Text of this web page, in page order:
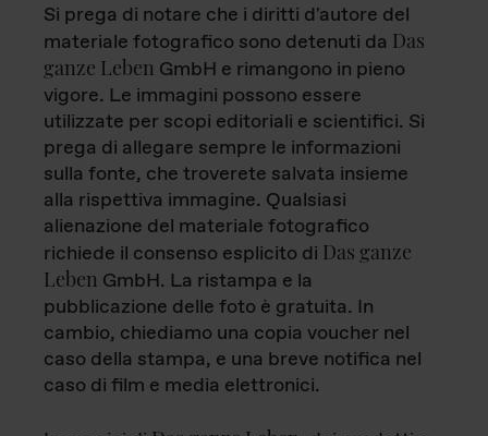
Si prega di notare che i diritti d'autore del
materiale fotografico sono detenuti da Das
ganze Leben GmbH e rimangono in pieno
vigore. Le immagini possono essere
utilizzate per scopi editoriali e scientifici. Si
prega di allegare sempre le informazioni
sulla fonte, che troverete salvata insieme
alla rispettiva immagine. Qualsiasi
alienazione del materiale fotografico
richiede il consenso esplicito di Das ganze
Leben GmbH. La ristampa e la
pubblicazione delle foto è gratuita. In
cambio, chiediamo una copia voucher nel
caso della stampa, e una breve notifica nel
caso di film e media elettronici.